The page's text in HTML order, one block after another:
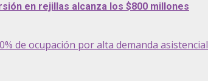
en rejillas alcanza los $800 millones
de ocupación por alta demanda asistencial